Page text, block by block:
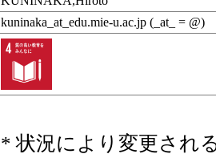
kuninaka_at_edu.mie-u.ac.jp (_at_ = @)
* 状況により変更され